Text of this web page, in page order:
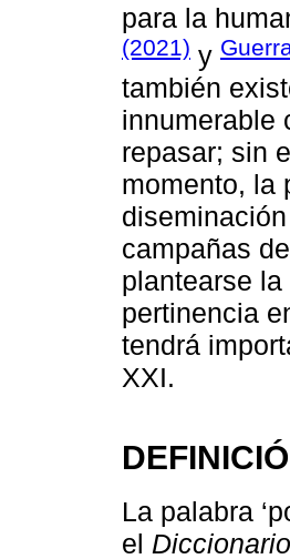
para la
(2021) y
también
innumerable
repasar; sin
momento, la
campañas
plantearse
pertinencia
tendrá
XXI.
La palabra
el